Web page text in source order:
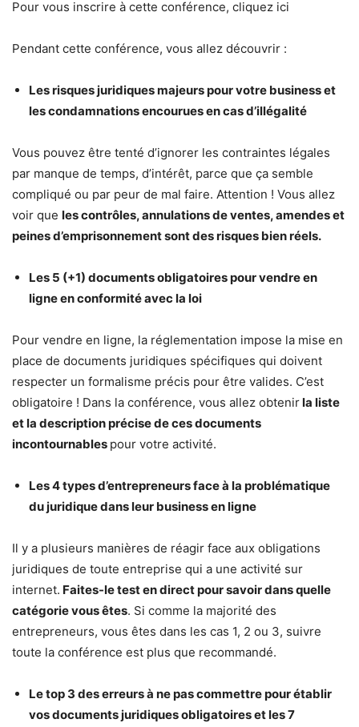
Pour vous inscrire à cette conférence, cliquez ici
Pendant cette conférence, vous allez découvrir :
Les risques juridiques majeurs pour votre business et
les condamnations encourues en cas d’illégalité
Vous pouvez être tenté d’ignorer les contraintes légales
par manque de temps, d’intérêt, parce que ça semble
compliqué ou par peur de mal faire. Attention ! Vous allez
voir que les contrôles, annulations de ventes, amendes et
peines d’emprisonnement sont des risques bien réels.
Les 5 (+1) documents obligatoires pour vendre en
ligne en conformité avec la loi
Pour vendre en ligne, la réglementation impose la mise en
place de documents juridiques spécifiques qui doivent
respecter un formalisme précis pour être valides. C’est
obligatoire ! Dans la conférence, vous allez obtenirla liste
et la description précise de ces documents
incontournables pour votre activité.
Les 4 types d’entrepreneurs face à la problématique
du juridique dans leur business en ligne
Il y a plusieurs manières de réagir face aux obligations
juridiques de toute entreprise qui a une activité sur
internet. Faites-le test en direct pour savoir dans quelle
catégorie vous êtes. Si comme la majorité des
entrepreneurs, vous êtes dans les cas 1, 2 ou 3, suivre
toute la conférence est plus que recommandé.
Le top 3 des erreurs à ne pas commettre pour établir
vos documents juridiques obligatoires et les 7